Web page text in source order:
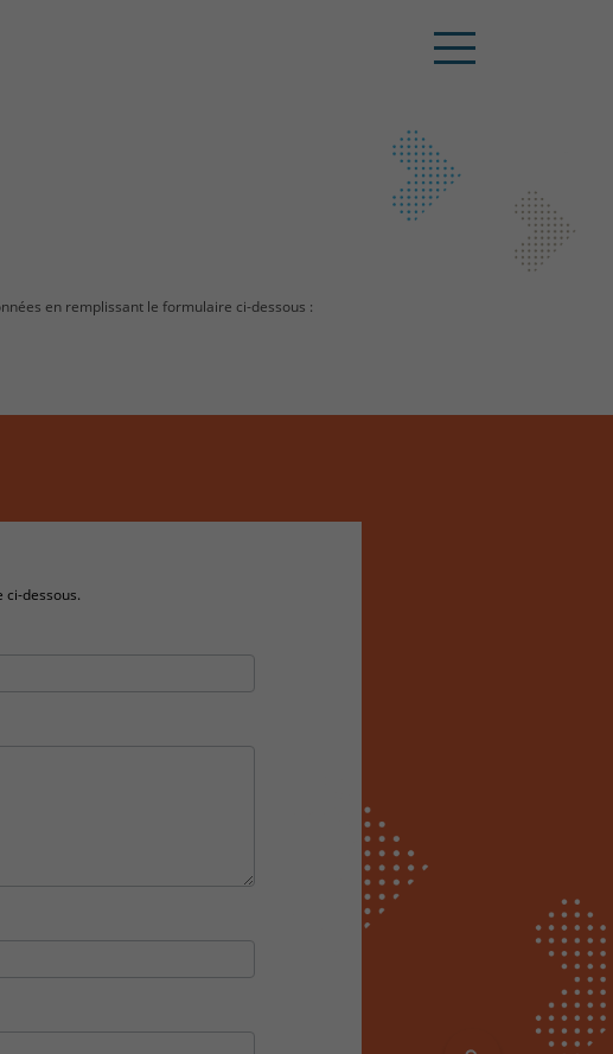
en remplissant le formulaire ci-dessous :
ci-dessous.